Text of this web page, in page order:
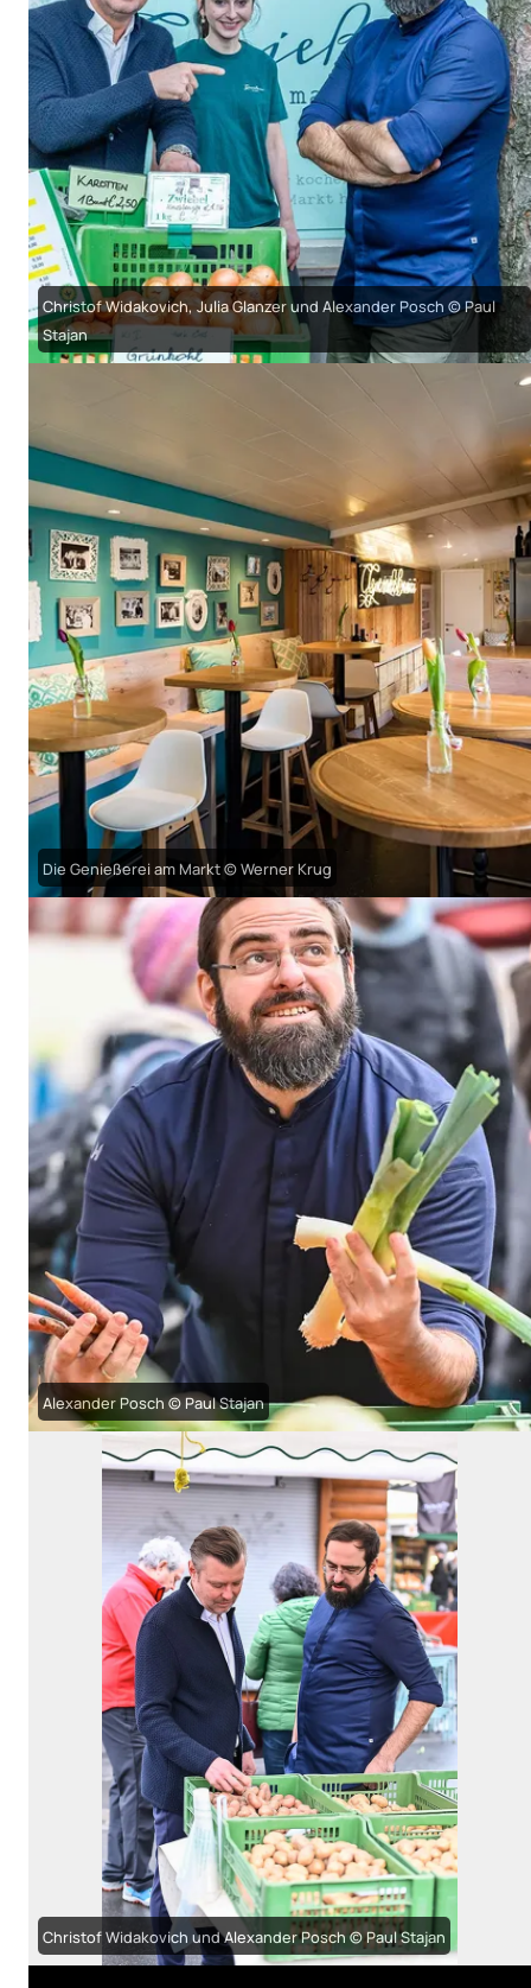
Christof Widakovich, Julia Glanzer und Alexander Posch © Paul
Stajan
Die Genießerei am Markt © Werner Krug
Alexander Posch © Paul Stajan
Christof Widakovich und Alexander Posch © Paul Stajan